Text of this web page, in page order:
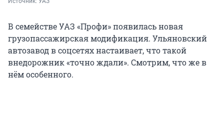
В семействе УАЗ «Профи» появилась новая
грузопассажирская модификация. Ульяновский
автозавод в соцсетях настаивает, что такой
внедорожник «точно ждали». Смотрим, что же в
нём особенного.